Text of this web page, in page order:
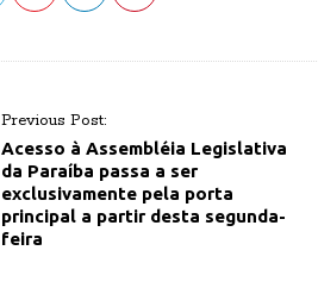
Previous Post:
Acesso à Assembléia Legislativa
da Paraíba passa a ser
exclusivamente pela porta
principal a partir desta segunda-
feira